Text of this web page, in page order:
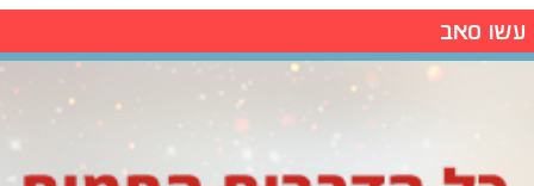
עשו סאב